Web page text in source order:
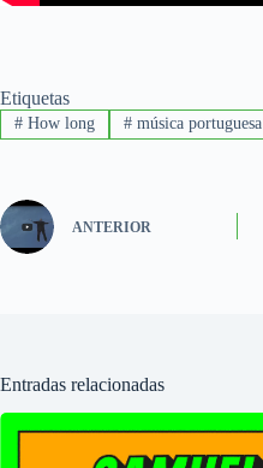
Etiquetas
#How long #música portuguesa
ANTERIOR
Entradas relacionadas